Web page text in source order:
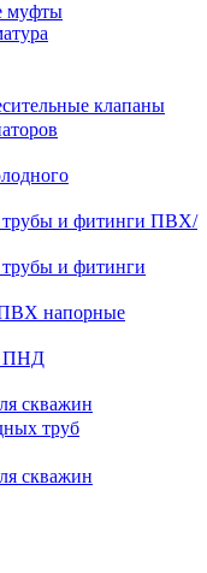
муфты
клапаны
трубы и фитинги ПВХ/
и фитинги
напорные
ПНД
скважин
труб
скважин